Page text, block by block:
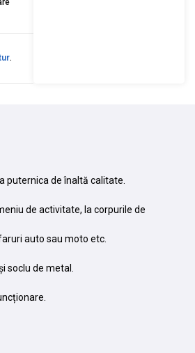
.
puternica de înaltă calitate.
de activitate, la corpurile de
auto sau moto etc.
soclu de metal.